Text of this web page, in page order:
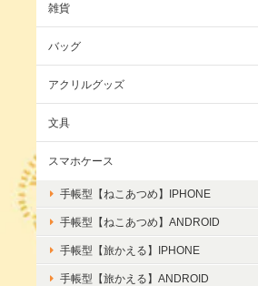
雑貨
バッグ
アクリルグッズ
文具
スマホケース
手帳型【ねこあつめ】IPHONE
手帳型【ねこあつめ】ANDROID
手帳型【旅かえる】IPHONE
手帳型【旅かえる】ANDROID